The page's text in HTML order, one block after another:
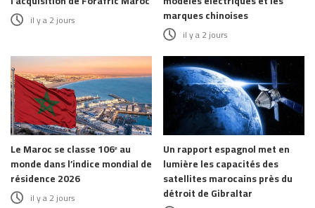
il y a 2 jours
marques chinoises
il y a 2 jours
Le Maroc se classe 106ᵉ au
monde dans l’indice mondial de
résidence 2026
il y a 2 jours
Un rapport espagnol met en
lumière les capacités des
satellites marocains près du
détroit de Gibraltar